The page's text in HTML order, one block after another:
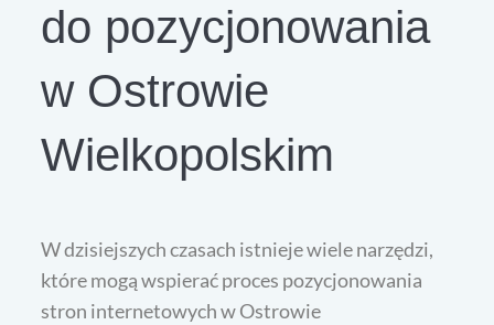
do pozycjonowania
w Ostrowie
Wielkopolskim
W dzisiejszych czasach istnieje wiele narzędzi,
które mogą wspierać proces pozycjonowania
stron internetowych w Ostrowie